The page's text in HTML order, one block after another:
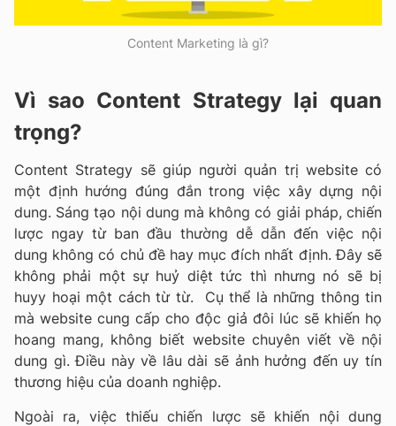
Content Marketing là gì?
Vì sao Content Strategy lại quan
trọng?
Content Strategy sẽ giúp người quản trị website có
một định hướng đúng đắn trong việc xây dựng nội
dung. Sáng tạo nội dung mà không có giải pháp, chiến
lược ngay từ ban đầu thường dễ dẫn đến việc nội
dung không có chủ đề hay mục đích nhất định. Đây sẽ
không phải một sự huỷ diệt tức thì nhưng nó sẽ bị
huyy hoại một cách từ từ. Cụ thể là những thông tin
mà website cung cấp cho độc giả đôi lúc sẽ khiến họ
hoang mang, không biết website chuyên viết về nội
dung gì. Điều này về lâu dài sẽ ảnh hưởng đến uy tín
thương hiệu của doanh nghiệp.
Ngoài ra, việc thiếu chiến lược sẽ khiến nội dung